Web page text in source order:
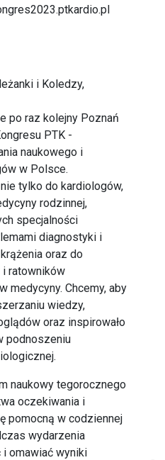
i Koledzy,
po raz kolejny Poznań
PTK -
naukowego i
w Polsce.
tylko do kardiologów,
rodzinnej,
specjalności
diagnostyki i
oraz do
i ratowników
medycyny. Chcemy, aby
wiedzy,
oraz inspirowało
podnoszeniu
naukowy tegorocznego
oczekiwania i
pomocną w codziennej
wydarzenia
omawiać wyniki